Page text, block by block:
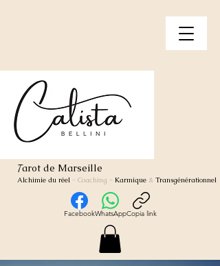
Tarot de Marseille
Alchimie du réel - Coaching - Karmique & Transgénérationnel
FacebookWhatsAppCopia link